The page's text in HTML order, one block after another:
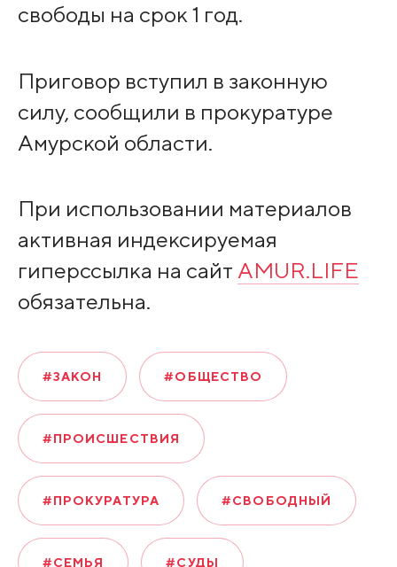
свободы на срок 1 год.
Приговор вступил в законную
силу, сообщили в прокуратуре
Амурской области.
При использовании материалов
активная индексируемая
гиперссылка на сайт AMUR.LIFE
обязательна.
#ЗАКОН #ОБЩЕСТВО
#ПРОИСШЕСТВИЯ
#ПРОКУРАТУРА #СВОБОДНЫЙ
#СЕМЬЯ #СУДЫ